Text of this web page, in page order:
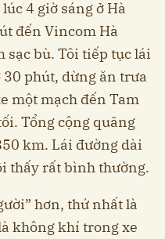
4 giờ sáng ở Hà
đến Vincom Hà
sạc bù. Tôi tiếp tục lái
phút, dừng ăn trưa
một mạch đến Tam
Tổng cộng quãng
km. Lái đường dài
thấy rất bình thường.
hơn, thứ nhất là
không khí trong xe